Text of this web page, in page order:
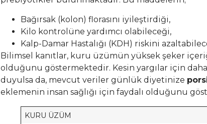
Bağırsak (kolon) florasını iyileştirdiği,
Kilo kontrolüne yardımcı olabileceği,
Kalp-Damar Hastalığı (KDH) riskini
Bilimsel kanıtlar, kuru üzümün yüksek şeker
olduğunu göstermektedir. Kesin yargılar için daha
duyulsa da, mevcut veriler günlük diyetinize
eklemenin insan sağlığı için faydalı olduğunu
KURU ÜZÜM